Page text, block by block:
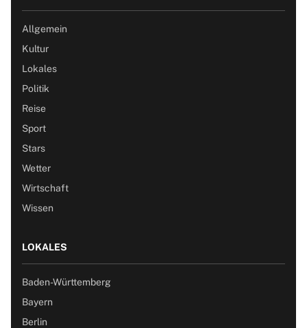
Allgemein
Kultur
Lokales
Politik
Reise
Sport
Stars
Wetter
Wirtschaft
Wissen
LOKALES
Baden-Württemberg
Bayern
Berlin